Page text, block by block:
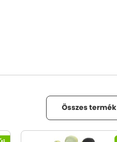
Összes termék